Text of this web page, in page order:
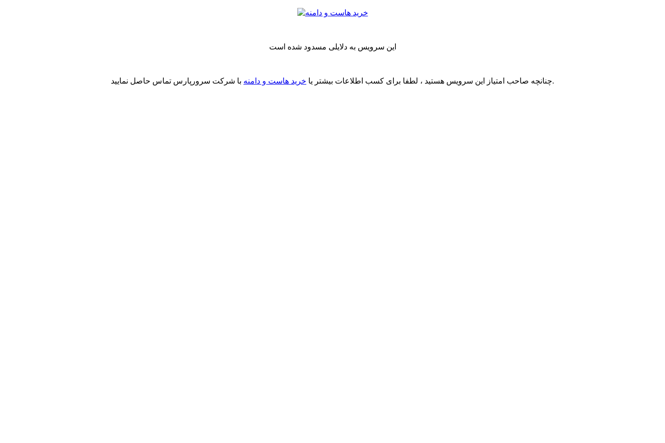
این سرویس به دلایلی مسدود شده است
چنانچه صاحب امتیاز این سرویس هستید ، لطفا برای کسب اطلاعات بیشتر یا خرید هاست و دامنه با شرکت سرورپارس تماس حاصل نمایید.